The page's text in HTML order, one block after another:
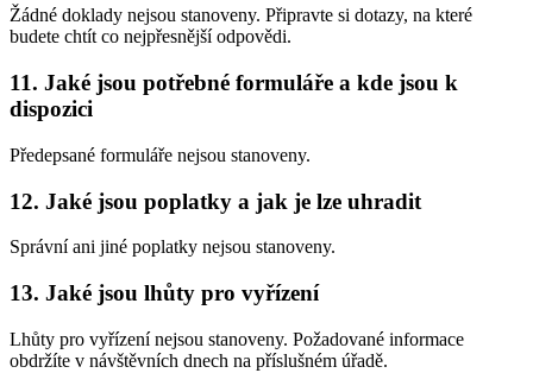
Žádné doklady nejsou stanoveny. Připravte si dotazy, na které
budete chtít co nejpřesnější odpovědi.
11. Jaké jsou potřebné formuláře a kde jsou k
dispozici
Předepsané formuláře nejsou stanoveny.
12. Jaké jsou poplatky a jak je lze uhradit
Správní ani jiné poplatky nejsou stanoveny.
13. Jaké jsou lhůty pro vyřízení
Lhůty pro vyřízení nejsou stanoveny. Požadované informace
obdržíte v návštěvních dnech na příslušném úřadě.